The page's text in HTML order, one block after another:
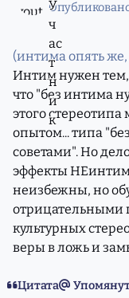
(интима опять
Интим нужен тем,
что "без интима
этого
опытом... типа
советами". Но
эффекты
неизбежны, но
отрицательными
культурных
веры в ложь и
Цитата